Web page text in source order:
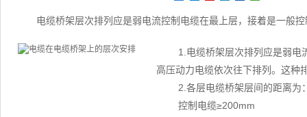
电缆桥架层次排列应是弱电流控制电缆在最上层，接着是一般
1.电缆桥架层次排列应是弱电
高压动力电缆依次往下排列。这种
2.各层电缆桥架层间的距离为
控制电缆≥200mm